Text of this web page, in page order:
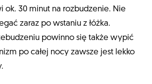
ok. 30 minut na rozbudzenie. Nie
zaraz po wstaniu z łóżka.
powinno się także wypić
po całej nocy zawsze jest lekko